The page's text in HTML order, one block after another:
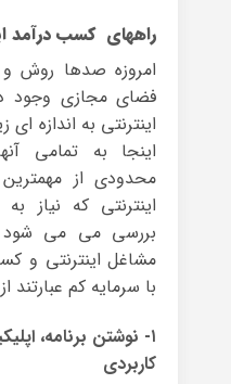
راههای کسب درآمد
امروزه صدها روش
فضای مجازی وجود
اینترنتی به اندازه
اینجا به تمامی
محدودی از مهمترین
اینترنتی که نیاز
بررسی می می
مشاغل اینترنتی و
با سرمایه کم عبارتند
۱- نوشتن برنامه،
کاربردی